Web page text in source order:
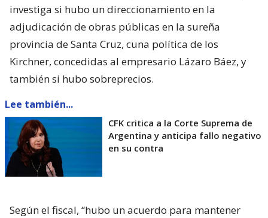
investiga si hubo un direccionamiento en la
adjudicación de obras públicas en la sureña
provincia de Santa Cruz, cuna política de los
Kirchner, concedidas al empresario Lázaro Báez, y
también si hubo sobreprecios.
Lee también...
CFK critica a la Corte Suprema de
Argentina y anticipa fallo negativo
en su contra
Según el fiscal, “hubo un acuerdo para mantener